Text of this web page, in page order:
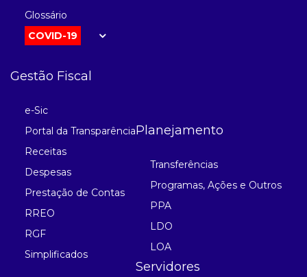
Glossário
COVID-19
Gestão Fiscal
e-Sic
Portal da Transparência
Receitas
Despesas
Prestação de Contas
RREO
RGF
Simplificados
Planejamento
Transferências
Programas, Ações e Outros
PPA
LDO
LOA
Servidores